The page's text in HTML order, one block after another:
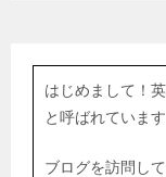
はじめまして！
と呼ばれています
ブログを訪問し